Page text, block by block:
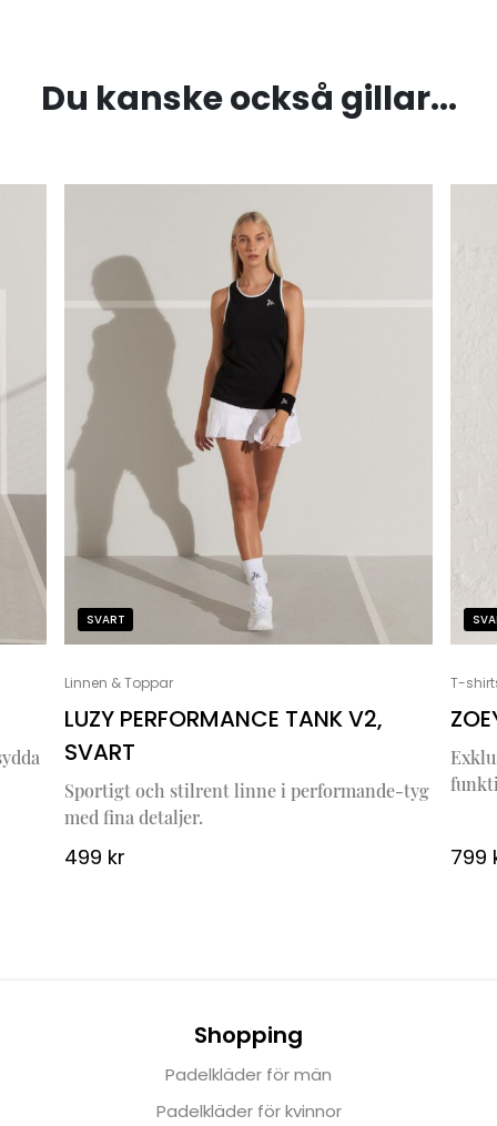
Du kanske också gillar...
SVART
Linnen & Toppar
LUZY PERFORMANCE TANK V2,
SVART
Sportigt och stilrent linne i performande-tyg
med fina detaljer.
499 kr
T-
799
Shopping
Padelkläder för män
Padelkläder för kvinnor